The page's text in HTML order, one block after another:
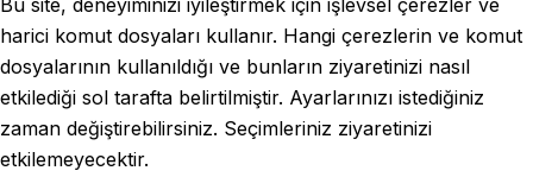
Bu site, deneyiminizi iyileştirmek için işlevsel çerezler ve
harici komut dosyaları kullanır. Hangi çerezlerin ve komut
dosyalarının kullanıldığı ve bunların ziyaretinizi nasıl
etkilediği sol tarafta belirtilmiştir. Ayarlarınızı istediğiniz
zaman değiştirebilirsiniz. Seçimleriniz ziyaretinizi
etkilemeyecektir.